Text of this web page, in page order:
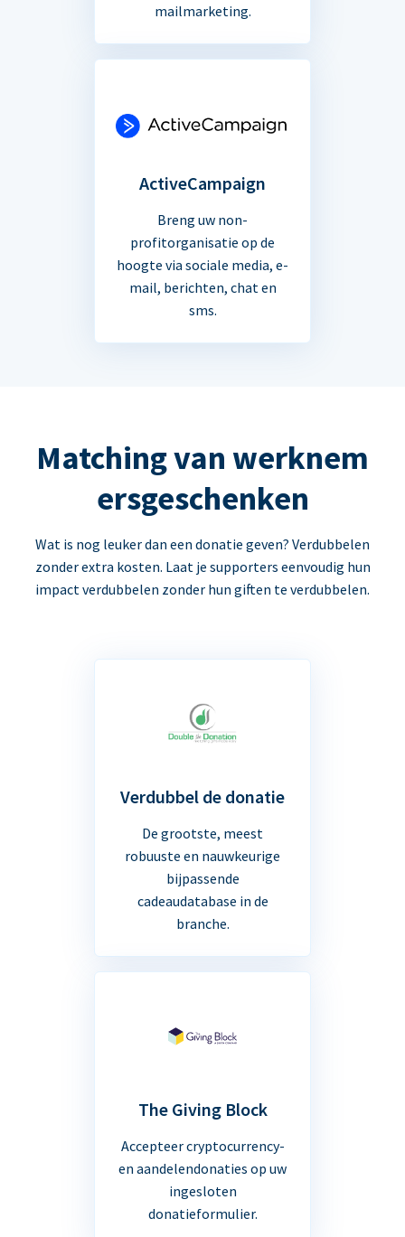
mailmarketing.
ActiveCampaign
Breng uw non-
profitorganisatie op de
hoogte via sociale media, e-
mail, berichten, chat en
sms.
Matching van werknem
ersgeschenken
Wat is nog leuker dan een donatie geven? Verdubbelen
zonder extra kosten. Laat je supporters eenvoudig hun
impact verdubbelen zonder hun giften te verdubbelen.
Verdubbel de donatie
De grootste, meest
robuuste en nauwkeurige
bijpassende
cadeaudatabase in de
branche.
The Giving Block
Accepteer cryptocurrency-
en aandelendonaties op uw
ingesloten
donatieformulier.